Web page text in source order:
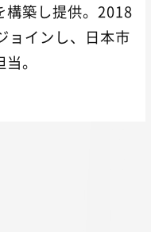
構築し提供。2018
ョインし、日本市
。